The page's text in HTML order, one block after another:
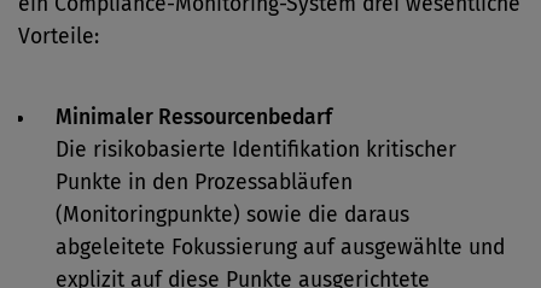
Vorteile:
Minimaler Ressourcenbedarf
Die risikobasierte Identifikation kritischer
Punkte in den Prozessabläufen
(Monitoringpunkte) sowie die daraus
abgeleitete Fokussierung auf ausgewählte und
explizit auf diese Punkte ausgerichtete